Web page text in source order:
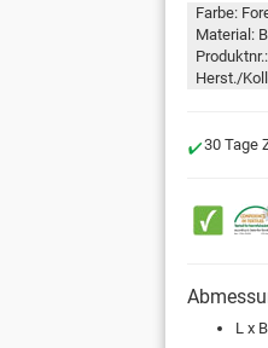
Farbe:
Material:
Herst./
30 Tage
L x